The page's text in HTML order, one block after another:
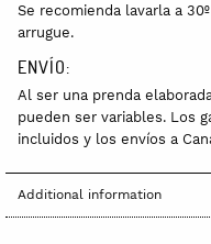
Se recomienda lavarla a
arrugue.
ENVÍO:
Al ser una prenda
pueden ser variables. Los
incluidos y los envíos a
Additional information